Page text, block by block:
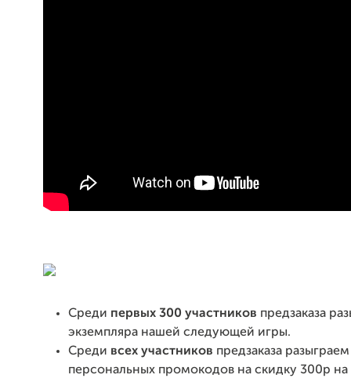
Среди первых 300 участников предзаказа
экземпляра нашей следующей игры.
Среди всех участников предзаказа
персональных промокодов на скидку 300р на